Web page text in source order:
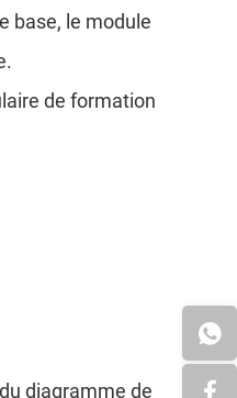
base, le module
de formation
diagramme de